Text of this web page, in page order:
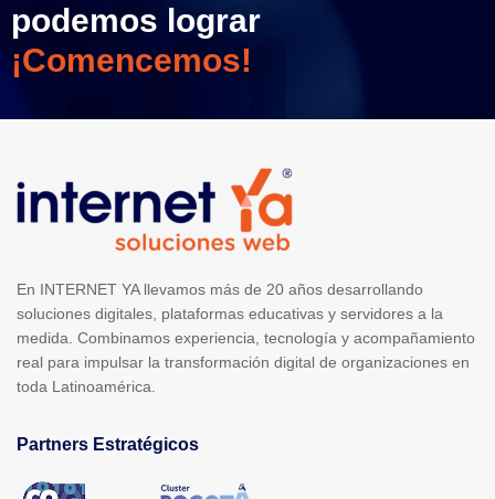
podemos lograr
¡Comencemos!
En INTERNET YA llevamos más de 20 años desarrollando
soluciones digitales, plataformas educativas y servidores a la
medida. Combinamos experiencia, tecnología y acompañamiento
real para impulsar la transformación digital de organizaciones en
toda Latinoamérica.
Partners Estratégicos